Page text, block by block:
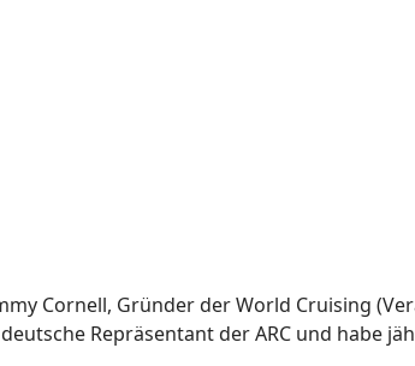
Cornell, Gründer der World Cruising
Repräsentant der ARC und habe